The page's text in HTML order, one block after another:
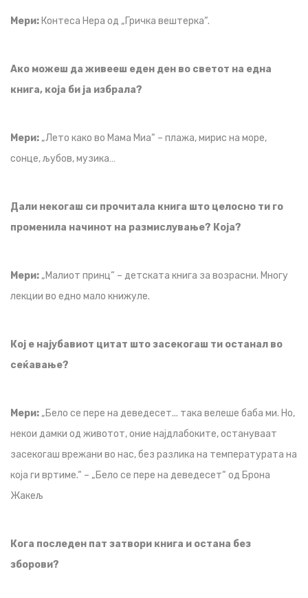
Мери: Контеса Нера од „Гричка вештерка“.
Ако можеш да живееш еден ден во светот на една
книга, која би ја избрала?
Мери: „Лето како во Мама Миа“ – плажа, мирис на море,
сонце, љубов, музика…
Дали некогаш си прочитала книга што целосно ти го
променила начинот на размислување? Која?
Мери: „Малиот принц“ – детската книга за возрасни. Многу
лекции во едно мало книжуле.
Кој е најубавиот цитат што засекогаш ти останал во
сеќавање?
Мери: „Бело се пере на деведесет... така велеше баба ми. Но,
некои дамки од животот, оние најдлабоките, остануваат
засекогаш врежани во нас, без разлика на температурата на
која ги вртиме.“ – „Бело се пере на деведесет“ од Брона
Жакељ
Кога последен пат затвори книга и остана без
зборови?